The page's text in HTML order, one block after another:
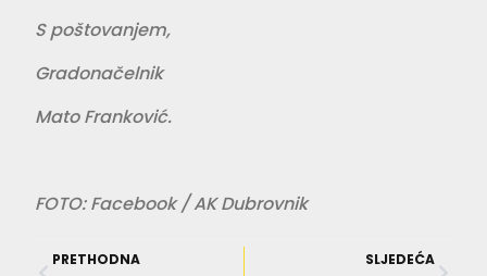
S poštovanjem,
Gradonačelnik
Mato Franković.
FOTO: Facebook / AK Dubrovnik
PRETHODNA SLJEDEĆA